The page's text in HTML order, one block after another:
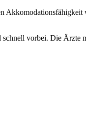
vorbei. Die Ärzte